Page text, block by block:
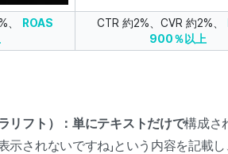
、
ROAS
CTR 約2%、CVR 約2%、
900％以上
リフト）：単にテキストだけで構成さ
示されないですね」という内容を記載